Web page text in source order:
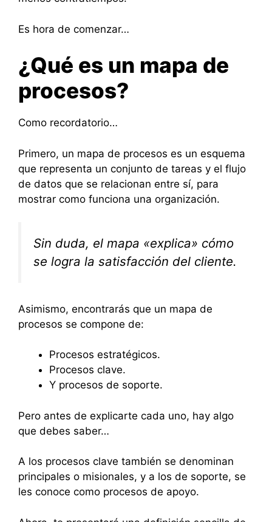
Es hora de comenzar…
¿Qué es un mapa de
procesos?
Como recordatorio…
Primero, un mapa de procesos es un esquema
que representa un conjunto de tareas y el flujo
de datos que se relacionan entre sí, para
mostrar como funciona una organización.
Sin duda, el mapa «explica» cómo
se logra la satisfacción del cliente.
Asimismo, encontrarás que un mapa de
procesos se compone de:
Procesos estratégicos.
Procesos clave.
Y procesos de soporte.
Pero antes de explicarte cada uno, hay algo
que debes saber…
A los procesos clave también se denominan
principales o misionales, y a los de soporte, se
les conoce como procesos de apoyo.